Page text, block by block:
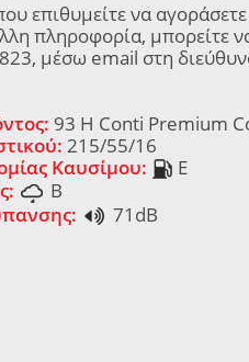
επιθυμείτε να
πληροφορία, μπορείτε
μέσω email στη
93 H Conti Premium
215/55/16
Καυσίμου:
E
B
71dB